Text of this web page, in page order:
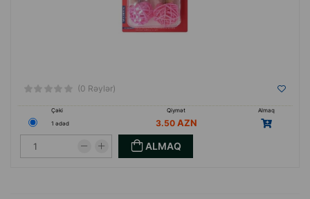
(0 Rəylər)
Çəki Qiymət
Almaq
1 ədəd
3.50
ALMAQ